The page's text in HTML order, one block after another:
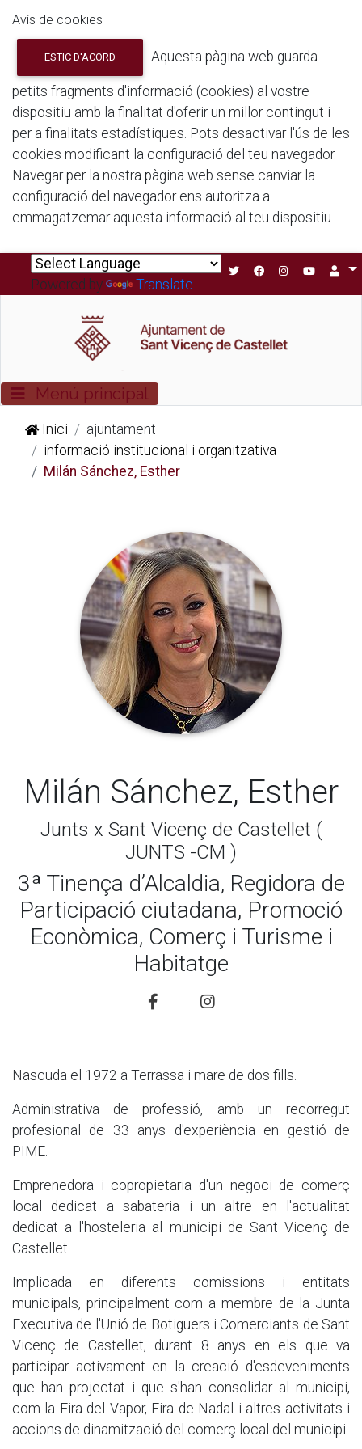
Avís de cookies
ESTIC D'ACORD Aquesta pàgina web guarda
petits fragments d'informació (cookies) al vostre
dispositiu amb la finalitat d'oferir un millor contingut i
per a finalitats estadístiques. Pots desactivar l'ús de les
cookies modificant la configuració del teu navegador.
Navegar per la nostra pàgina web sense canviar la
configuració del navegador ens autoritza a
emmagatzemar aquesta informació al teu dispositiu.
Powered by Translate
Commutador de navegació
Menú principal
Inici
ajuntament
informació institucional i organitzativa
Milán Sánchez, Esther
Milán Sánchez, Esther
Junts x Sant Vicenç de Castellet (
JUNTS -CM )
3ª Tinença d’Alcaldia, Regidora de
Participació ciutadana, Promoció
Econòmica, Comerç i Turisme i
Habitatge
Nascuda el 1972 a Terrassa i mare de dos fills.
Administrativa de professió, amb un recorregut
profesional de 33 anys d'experiència en gestió de
PIME.
Emprenedora i copropietaria d'un negoci de comerç
local dedicat a sabateria i un altre en l'actualitat
dedicat a l'hosteleria al municipi de Sant Vicenç de
Castellet.
Implicada en diferents comissions i entitats
municipals, principalment com a membre de la Junta
Executiva de l'Unió de Botiguers i Comerciants de Sant
Vicenç de Castellet, durant 8 anys en els que va
participar activament en la creació d'esdeveniments
que han projectat i que s'han consolidar al municipi,
com la Fira del Vapor, Fira de Nadal i altres activitats i
accions de dinamització del comerç local del municipi.